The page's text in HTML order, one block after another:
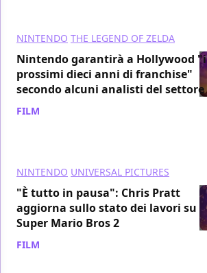
NINTENDO THE LEGEND OF ZELDA
Nintendo garantirà a Hollywood "i
prossimi dieci anni di franchise"
secondo alcuni analisti del settore
FILM
NINTENDO UNIVERSAL PICTURES
"È tutto in pausa": Chris Pratt
aggiorna sullo stato dei lavori su
Super Mario Bros 2
FILM